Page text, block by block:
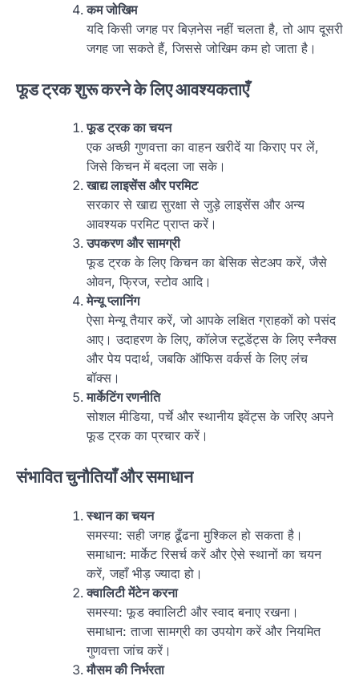
कम जोखिम
यदि किसी जगह पर बिज़नेस नहीं चलता है, तो आप दूसरी
जगह जा सकते हैं, जिससे जोखिम कम हो जाता है।
फूड ट्रक शुरू करने के लिए आवश्यकताएँ
फूड ट्रक का चयन
एक अच्छी गुणवत्ता का वाहन खरीदें या किराए पर लें,
जिसे किचन में बदला जा सके।
खाद्य लाइसेंस और परमिट
सरकार से खाद्य सुरक्षा से जुड़े लाइसेंस और अन्य
आवश्यक परमिट प्राप्त करें।
उपकरण और सामग्री
फूड ट्रक के लिए किचन का बेसिक सेटअप करें, जैसे
ओवन, फ्रिज, स्टोव आदि।
मेन्यू प्लानिंग
ऐसा मेन्यू तैयार करें, जो आपके लक्षित ग्राहकों को पसंद
आए। उदाहरण के लिए, कॉलेज स्टूडेंट्स के लिए स्नैक्स
और पेय पदार्थ, जबकि ऑफिस वर्कर्स के लिए लंच
बॉक्स।
मार्केटिंग रणनीति
सोशल मीडिया, पर्चे और स्थानीय इवेंट्स के जरिए अपने
फूड ट्रक का प्रचार करें।
संभावित चुनौतियाँ और समाधान
स्थान का चयन
समस्या: सही जगह ढूँढना मुश्किल हो सकता है।
समाधान: मार्केट रिसर्च करें और ऐसे स्थानों का चयन
करें, जहाँ भीड़ ज्यादा हो।
क्वालिटी मेंटेन करना
समस्या: फूड क्वालिटी और स्वाद बनाए रखना।
समाधान: ताजा सामग्री का उपयोग करें और नियमित
गुणवत्ता जांच करें।
मौसम की निर्भरता